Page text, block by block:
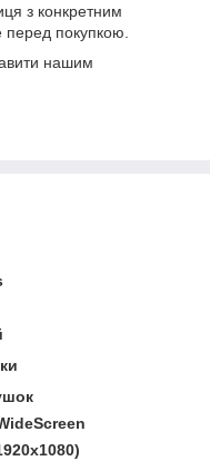
з конкретним
перед покупкою.
нашим